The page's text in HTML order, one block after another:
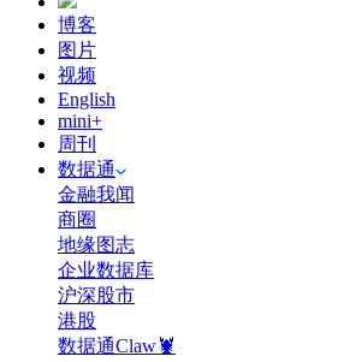
博客
图片
视频
English
mini+
周刊
数据通
金融我闻
商圈
地缘图志
企业数据库
沪深股市
港股
数据通Claw🦞